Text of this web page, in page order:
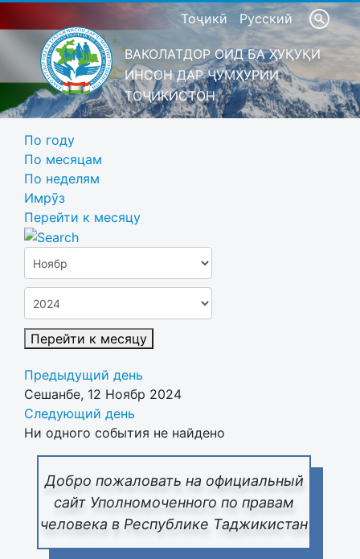
Тоҷикӣ Русский
ВАКОЛАТДОР ОИД БА ҲУҚУҚИ
ИНСОН ДАР ҶУМҲУРИИ
ТОҶИКИСТОН
Добро пожаловать на официальный
сайт Уполномоченного по правам
человека в Республике Таджикистан
По году
По месяцам
По неделям
Имрӯз
Перейти к месяцу
Перейти к месяцу
Предыдущий день
Сешанбе, 12 Ноябр 2024
Следующий день
Ни одного события не найдено